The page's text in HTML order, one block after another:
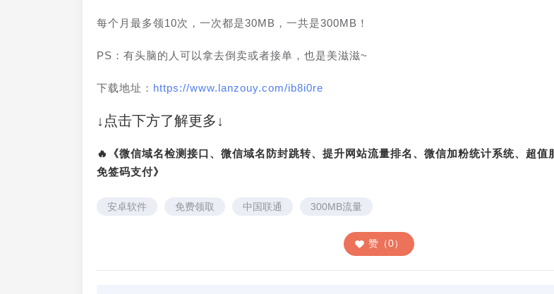
每个月最多领10次，一次都是30MB，一共是300MB！
PS：有头脑的人可以拿去倒卖或者接单，也是美滋滋~
下载地址： https://www.lanzouy.com/ib8i0re
↓点击下方了解更多↓
🔥《微信域名检测接口、微信域名防封跳转、提升网站流量排名、微信加粉统计系统、超值
免签码支付》
安卓软件 免费领取 中国联通 300MB流量
赞（0）